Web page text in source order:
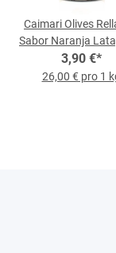
Caimari Olives
Sabor Naranja
g-Dose
3,90 €*
26,00 € pro 1